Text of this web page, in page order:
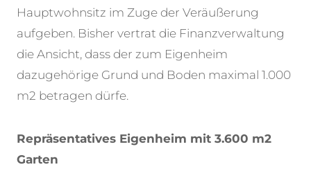
Hauptwohnsitz im Zuge der Veräußerung
aufgeben. Bisher vertrat die Finanzverwaltung
die Ansicht, dass der zum Eigenheim
dazugehörige Grund und Boden maximal 1.000
m2 betragen dürfe.
Repräsentatives Eigenheim mit 3.600 m2
Garten